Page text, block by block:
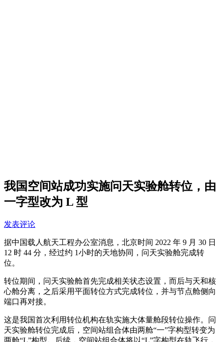
我国空间站成功实施问天实验舱转位，由
一字型改为 L 型
发表评论
据中国载人航天工程办公室消息，北京时间 2022 年 9 月 30 日
12 时 44 分，经过约 1小时的天地协同，问天实验舱完成转
位。
转位期间，问天实验舱首先完成相关状态设置，而后与天和核
心舱分离，之后采用平面转位方式完成转位，并与节点舱侧向
端口再对接。
这是我国首次利用转位机构在轨实施大体量舱段转位操作。问
天实验舱转位完成后，空间站组合体由两舱“一”字构型转变为
两舱“L”构型。后续，空间站组合体将以“L”字构型在轨飞行，